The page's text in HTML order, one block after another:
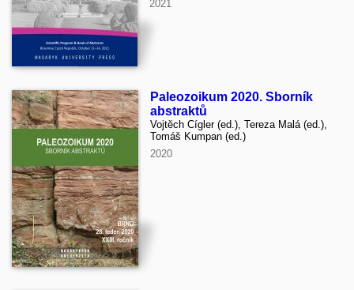
2021
Paleozoikum 2020. Sborník
abstraktů
Vojtěch Cígler (ed.), Tereza Malá (ed.),
Tomáš Kumpan (ed.)
2020